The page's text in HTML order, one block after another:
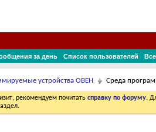
за день Список пользователей
устройства ОВЕН Среда
рекомендуем почитать справку по форуму.